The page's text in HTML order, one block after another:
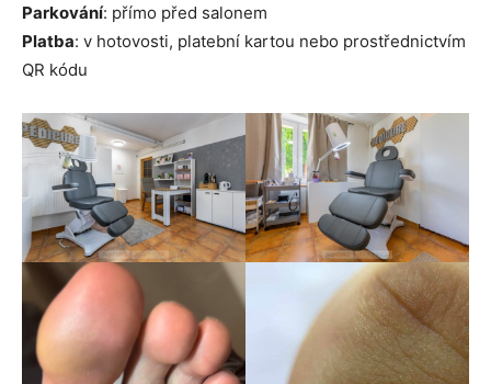
Parkování: přímo před salonem
Platba: v hotovosti, platební kartou nebo prostřednictvím
QR kódu